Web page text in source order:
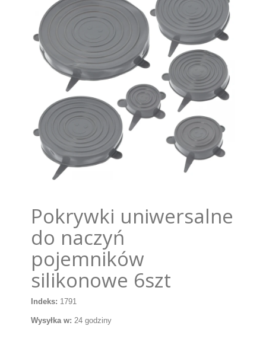
AKCESORIA IMPREZOWE
DEKORACJE
UROCZYSTOŚCI
PODKŁADY /PRZEKŁADKI/WSPORNIKI/BANKETÓWKI
BUTLA Z HELEM
ZAMSZ W SPRAYU
Pokrywki uniwersalne
do naczyń
pojemników
silikonowe 6szt
Indeks: 1791
Wysyłka w: 24 godziny